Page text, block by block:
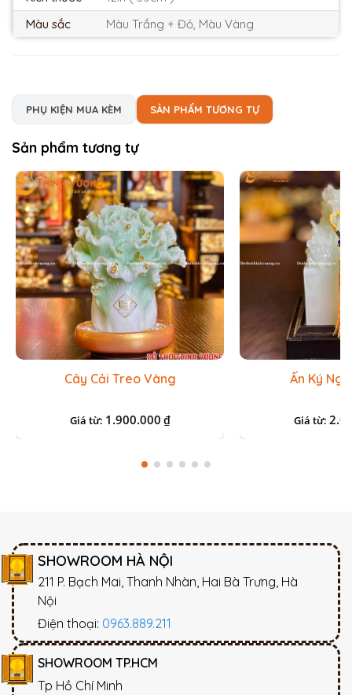
Màu sắc
Màu Trắng + Đỏ, Màu Vàng
PHỤ KIỆN MUA KÈM SẢN PHẨM TƯƠNG TỰ
Sản phẩm tương tự
Cây Cải Treo Vàng
Giá từ: 1.900.000 ₫
Ấn Ký
Giá từ:
SHOWROOM HÀ NỘI
211 P. Bạch Mai, Thanh Nhàn, Hai Bà Trưng, Hà
Nội
Điện thoại: 0963.889.211
SHOWROOM TP.HCM
Tp Hồ Chí Minh